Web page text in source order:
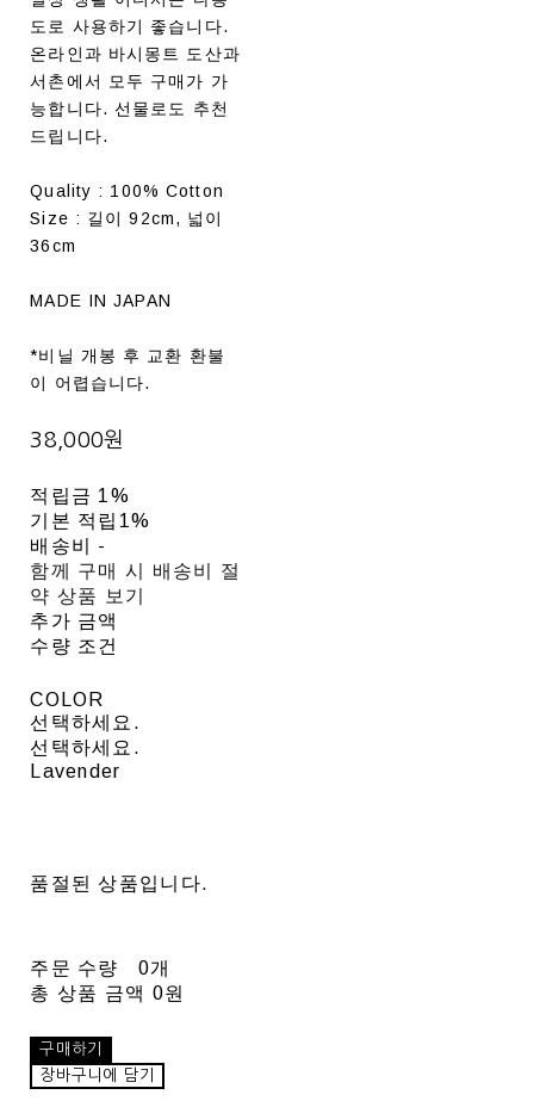
도로 사용하기 좋습니다.
온라인과 바시몽트 도산과
서촌에서 모두 구매가 가
능합니다. 선물로도 추천
드립니다.
Quality : 100% Cotton
Size : 길이 92cm, 넓이
36cm
MADE IN JAPAN
*비닐 개봉 후 교환 환불
이 어렵습니다.
38,000원
적립금 1%
기본 적립 1%
배송비 -
함께 구매 시 배송비 절
약 상품 보기
추가 금액
수량 조건
COLOR
선택하세요.
선택하세요.
Lavender
품절된 상품입니다.
주문 수량
0개
총 상품 금액 0원
구매하기
장바구니에 담기